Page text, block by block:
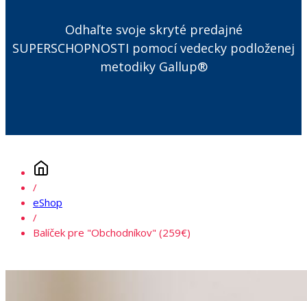
Odhaľte svoje skryté predajné
SUPERSCHOPNOSTI pomocí vedecky podloženej
metodiky Gallup®
/
eShop
/
Balíček pre "Obchodníkov" (259€)